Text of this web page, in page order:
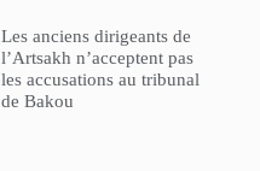
Les anciens dirigeants de
l’Artsakh n’acceptent pas
les accusations au tribunal
de Bakou